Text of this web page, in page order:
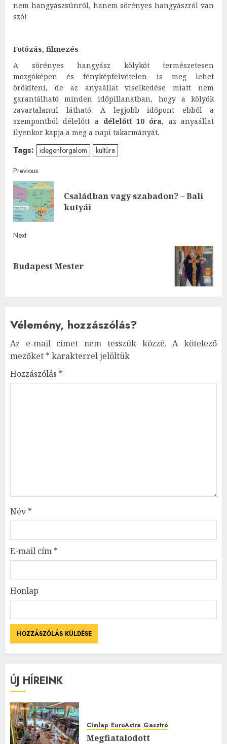
nem hangyászsünről, hanem sörényes hangyászról van
szó!
Fotózás, filmezés
A sörényes hangyász kölyköt természetesen
mozgóképen és fényképfelvételen is meg lehet
örökíteni, de az anyaállat viselkedése miatt nem
garantálható minden időpillanatban, hogy a kölyök
zavartalanul látható. A legjobb időpont ebből a
szempontból délelőtt a délelőtt 10 óra, az anyaállat
ilyenkor kapja a meg a napi takarmányát.
Tags: idegenforgalom kultúra
Post
navigation
Previous
Családban vagy szabadon? – Bali
kutyái
Next
Next
Budapest Mester
Vélemény, hozzászólás?
Az e-mail címet nem tesszük közzé. A kötelező
mezőket * karakterrel jelöltük
Hozzászólás *
Név*
E-mail cím *
Honlap
ÚJ HÍREINK
Címlap EuroAstra Gasztró
Megfiatalodott